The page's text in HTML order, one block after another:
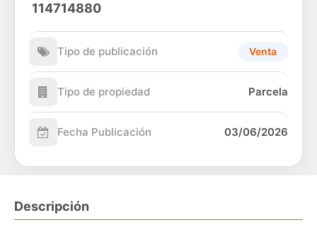
114714880
Tipo de publicación Venta
Tipo de propiedad Parcela
Fecha Publicación 03/06/2026
Descripción